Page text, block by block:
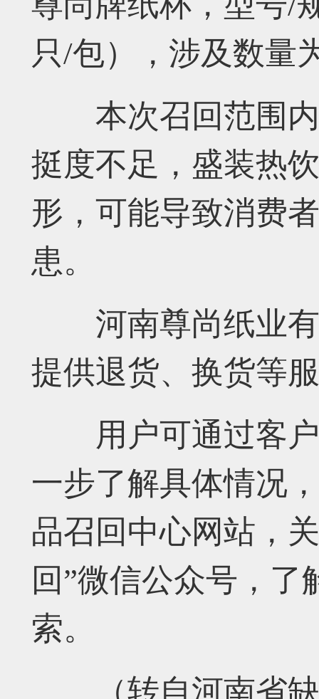
只/包），涉及数量
本次召回范围内
挺度不足，盛装热
形，可能导致消费
患。
河南尊尚纸业有
提供退货、换货等
用户可通过客户
一步了解具体情况
品召回中心网站，
回”微信公众号，
索。
（转自河南省缺